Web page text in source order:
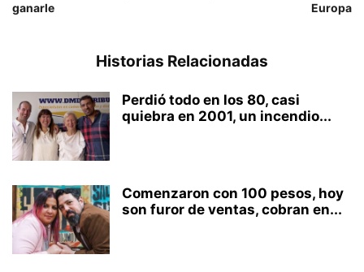
ganarle
Europa
Historias Relacionadas
Perdió todo en los 80, casi
quiebra en 2001, un incendio...
Comenzaron con 100 pesos, hoy
son furor de ventas, cobran en...